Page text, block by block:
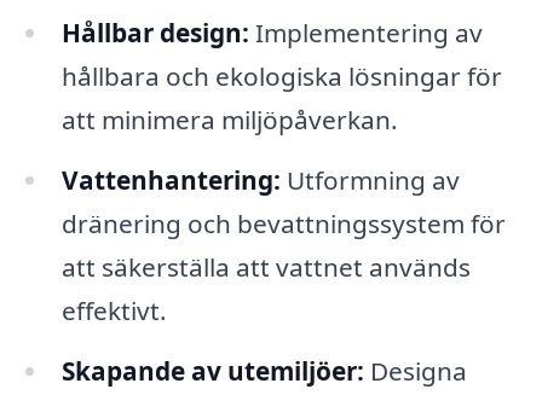
Hållbar design: Implementering av
hållbara och ekologiska lösningar för
att minimera miljöpåverkan.
Vattenhantering: Utformning av
dränering och bevattningssystem för
att säkerställa att vattnet används
effektivt.
Skapande av utemiljöer: Designa